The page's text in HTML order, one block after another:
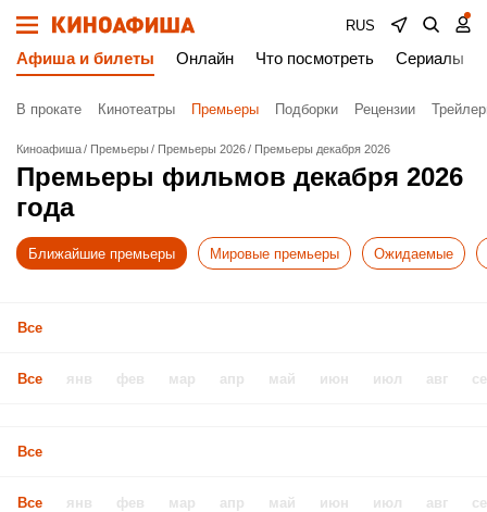
RUS
Афиша и билеты Онлайн Что посмотреть Сериалы
В прокате Кинотеатры Премьеры Подборки Рецензии
Киноафиша Премьеры Премьеры 2026 Премьеры декабря 2026
Премьеры фильмов декабря 2026
года
Ближайшие премьеры Мировые премьеры Ожидаемые
Все
Все янв фев мар апр май июн июл авг
Все
Все янв фев мар апр май июн июл авг